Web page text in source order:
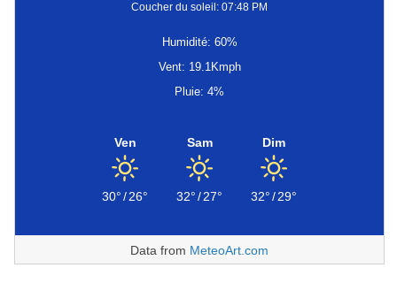
Coucher du soleil: 07:48 PM
Humidité: 60%
Vent: 19.1Kmph
Pluie: 4%
Ven
30°/26°
Sam
32°/27°
Dim
32°/29°
Data from MeteoArt.com